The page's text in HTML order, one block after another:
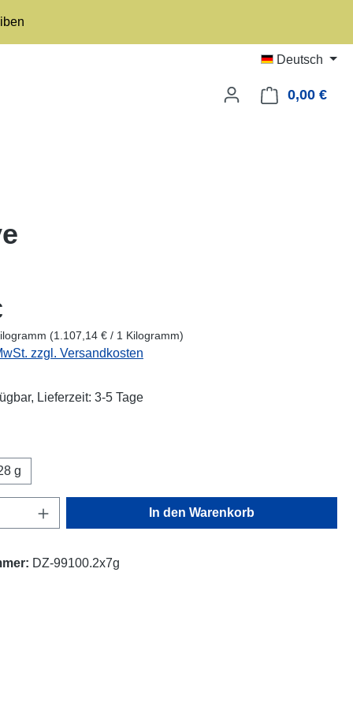
Deutsch
0,00 €
(1.107,14 € / 1 Kilogramm)
zzgl. Versandkosten
Lieferzeit: 3-5 Tage
g
Anzahl: Gib den gewünschten Wert ein
In den Warenkorb
DZ-99100.2x7g